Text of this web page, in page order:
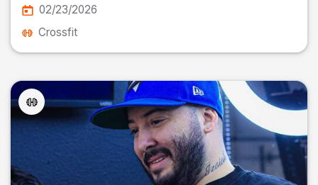
02/23/2026
Crossfit